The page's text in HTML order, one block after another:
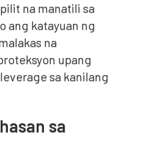
na manatili sa
ang katayuan ng
na
upang
sa kanilang
sa